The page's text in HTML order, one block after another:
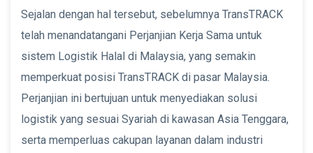
Sejalan dengan hal tersebut, sebelumnya TransTRACK
telah menandatangani Perjanjian Kerja Sama untuk
sistem Logistik Halal di Malaysia, yang semakin
memperkuat posisi TransTRACK di pasar Malaysia.
Perjanjian ini bertujuan untuk menyediakan solusi
logistik yang sesuai Syariah di kawasan Asia Tenggara,
serta memperluas cakupan layanan dalam industri